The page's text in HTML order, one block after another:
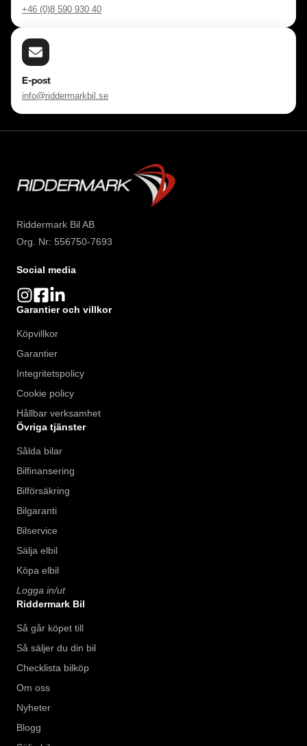
+46 (0)8 590 930 40
E-post
info@riddermarkbil.se
Riddermark Bil AB
Org. Nr: 556750-7693
Social media
Garantier och villkor
Köpvillkor
Garantier
Integritetspolicy
Cookie policy
Hållbar verksamhet
Övriga tjänster
Sålda bilar
Bilfinansering
Bilförsäkring
Bilgaranti
Bilservice
Sälja elbil
Köpa elbil
Logga in/ut
Riddermark Bil
Så går köpet till
Så säljer du din bil
Checklista bilköp
Om oss
Nyheter
Blogg